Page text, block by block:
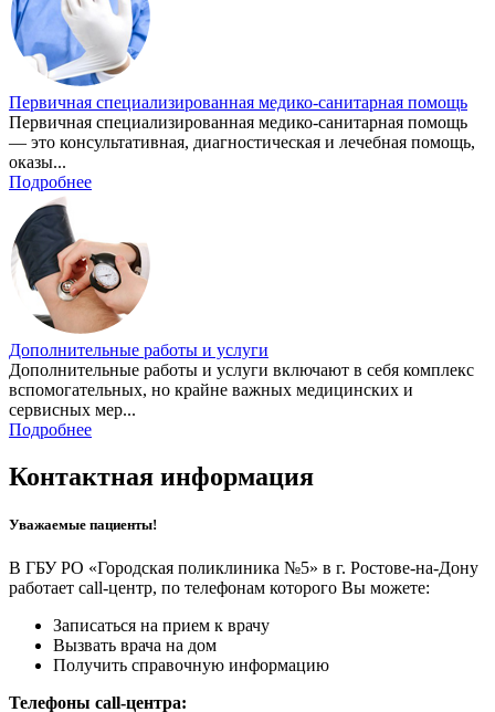
Первичная специализированная медико-санитарная помощь
Первичная специализированная медико-санитарная помощь
— это консультативная, диагностическая и лечебная помощь,
оказы...
Подробнее
Дополнительные работы и услуги
Дополнительные работы и услуги включают в себя комплекс
вспомогательных, но крайне важных медицинских и
сервисных мер...
Подробнее
Контактная информация
Уважаемые пациенты!
В ГБУ РО «Городская поликлиника №5» в г. Ростове-на-Дону
работает call-центр, по телефонам которого Вы можете:
Записаться на прием к врачу
Вызвать врача на дом
Получить справочную информацию
Телефоны call-центра: